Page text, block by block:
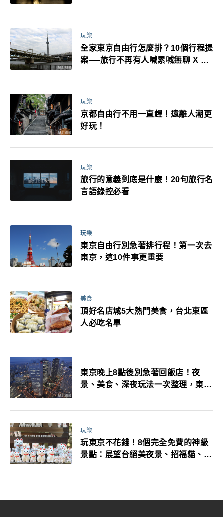
萬！注意事項一次看！
玩樂
全家東京自由行怎麼排？10個行程提
案──旅行不再有人喊累喊無聊 X 爸
玩樂
京都自由行不用一直趕！遠離人潮更
好玩！
玩樂
旅行的意義到底是什麼！20句旅行名
言語錄控必看
玩樂
東京自由行別急著排行程！第一次去
東京，這10件事更重要
美食
頂好名店城5大熱門美食，台北東區
人必吃名單
東京晚上8點後別急著回飯店！夜
景、美食、深夜玩法一次整理，東京
玩樂
玩東京不花錢！8個完全免費的神級
景點：展望台絕美夜景、招福貓、皇